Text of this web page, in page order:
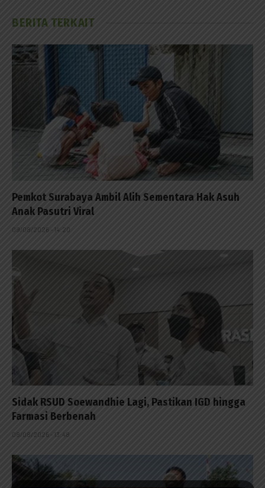
BERITA TERKAIT
Pemkot Surabaya Ambil Alih Sementara Hak Asuh
Anak Pasutri Viral
09/08/2026 - 14:20
Sidak RSUD Soewandhie Lagi, Pastikan IGD hingga
Farmasi Berbenah
08/08/2026 - 13:48